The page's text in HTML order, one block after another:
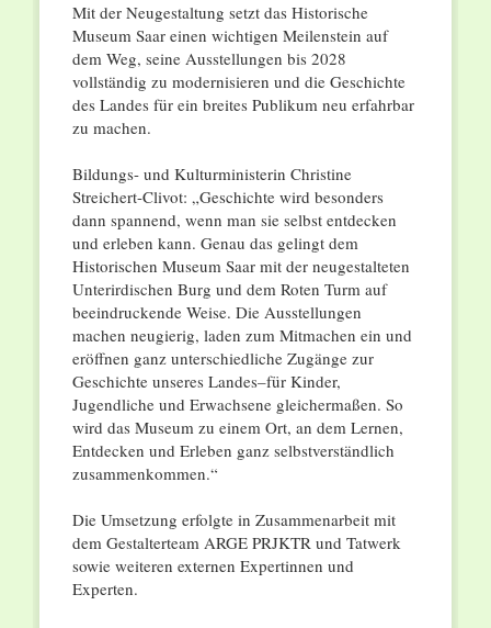
Mit der Neugestaltung setzt das Historische
Museum Saar einen wichtigen Meilenstein auf
dem Weg, seine Ausstellungen bis 2028
vollständig zu modernisieren und die Geschichte
des Landes für ein breites Publikum neu erfahrbar
zu machen.
Bildungs- und Kulturministerin Christine
Streichert-Clivot: „Geschichte wird besonders
dann spannend, wenn man sie selbst entdecken
und erleben kann. Genau das gelingt dem
Historischen Museum Saar mit der neugestalteten
Unterirdischen Burg und dem Roten Turm auf
beeindruckende Weise. Die Ausstellungen
machen neugierig, laden zum Mitmachen ein und
eröffnen ganz unterschiedliche Zugänge zur
Geschichte unseres Landes–für Kinder,
Jugendliche und Erwachsene gleichermaßen. So
wird das Museum zu einem Ort, an dem Lernen,
Entdecken und Erleben ganz selbstverständlich
zusammenkommen.“
Die Umsetzung erfolgte in Zusammenarbeit mit
dem Gestalterteam ARGE PRJKTR und Tatwerk
sowie weiteren externen Expertinnen und
Experten.